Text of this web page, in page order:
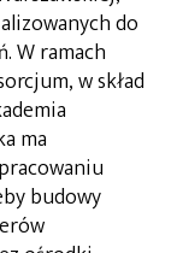
do
W ramach
w skład
ma
budowy